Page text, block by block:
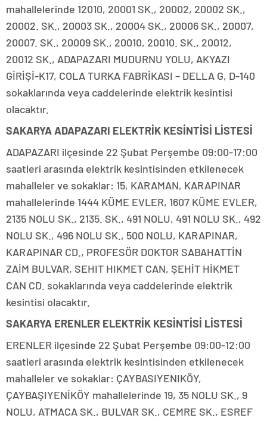
mahallelerinde 12010, 20001 SK., 20002, 20002 SK.,
20002. SK., 20003 SK., 20004 SK., 20006 SK., 20007,
20007. SK., 20009 SK., 20010, 20010. SK., 20012,
20012 SK., ADAPAZARI MUDURNU YOLU, AKYAZI
GİRİŞİ-K17, COLA TURKA FABRİKASI – DELLA G, D-140
sokaklarında veya caddelerinde elektrik kesintisi
olacaktır.
SAKARYA ADAPAZARI ELEKTRİK KESİNTİSİ LİSTESİ
ADAPAZARI ilçesinde 22 Şubat Perşembe 09:00-17:00
saatleri arasında elektrik kesintisinden etkilenecek
mahalleler ve sokaklar: 15, KARAMAN, KARAPINAR
mahallelerinde 1444 KÜME EVLER, 1607 KÜME EVLER,
2135 NOLU SK., 2135. SK., 491 NOLU, 491 NOLU SK., 492
NOLU SK., 496 NOLU SK., 500 NOLU, KARAPINAR,
KARAPINAR CD., PROFESÖR DOKTOR SABAHATTİN
ZAİM BULVAR, SEHIT HIKMET CAN, ŞEHİT HİKMET
CAN CD. sokaklarında veya caddelerinde elektrik
kesintisi olacaktır.
SAKARYA ERENLER ELEKTRİK KESİNTİSİ LİSTESİ
ERENLER ilçesinde 22 Şubat Perşembe 09:00-12:00
saatleri arasında elektrik kesintisinden etkilenecek
mahalleler ve sokaklar: ÇAYBASIYENIKÖY,
ÇAYBAŞIYENİKÖY mahallelerinde 19, 35 NOLU SK., 9
NOLU, ATMACA SK., BULVAR SK., CEMRE SK., ESREF